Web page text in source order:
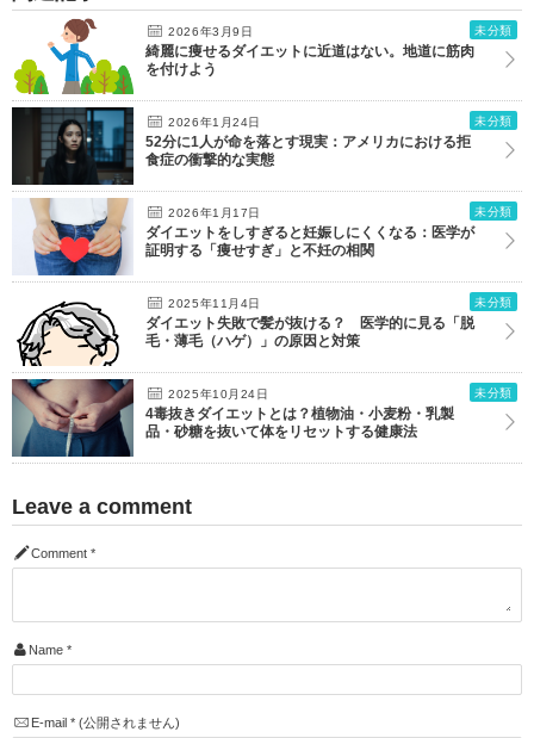
2026年3月9日 未分類
綺麗に痩せるダイエットに近道はない。地道に筋肉
を付けよう
2026年1月24日 未分類
52分に1人が命を落とす現実：アメリカにおける拒
食症の衝撃的な実態
2026年1月17日 未分類
ダイエットをしすぎると妊娠しにくくなる：医学が
証明する「痩せすぎ」と不妊の相関
2025年11月4日 未分類
ダイエット失敗で髪が抜ける？ 医学的に見る「脱
毛・薄毛（ハゲ）」の原因と対策
2025年10月24日 未分類
4毒抜きダイエットとは？植物油・小麦粉・乳製
品・砂糖を抜いて体をリセットする健康法
Leave a comment
Comment *
Name *
E-mail *(公開されません)